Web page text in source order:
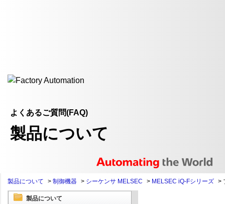
よくあるご質問(FAQ)
製品について
製品について > 制御機器 > シーケンサ MELSEC > MELSEC iQ-Fシリーズ >
製品について